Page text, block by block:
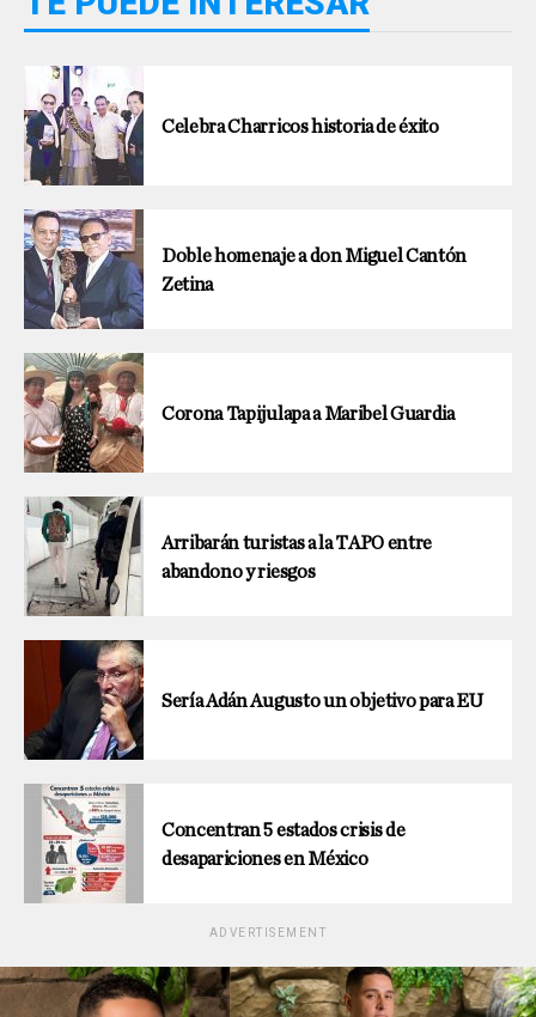
Celebra Charricos historia de éxito
Doble homenaje a don Miguel Cantón
Zetina
Corona Tapijulapa a Maribel Guardia
Arribarán turistas a la TAPO entre
abandono y riesgos
Sería Adán Augusto un objetivo para EU
Concentran 5 estados crisis de
desapariciones en México
ADVERTISEMENT